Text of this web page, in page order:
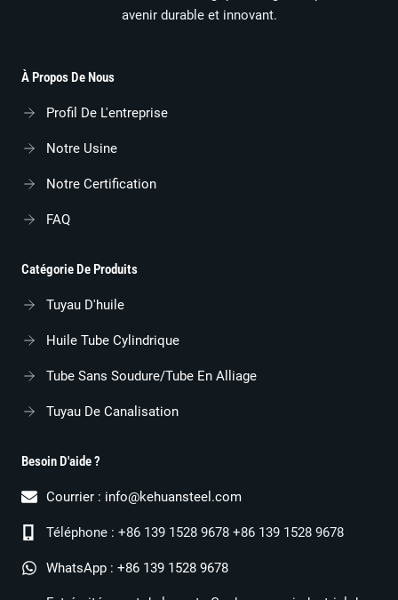
avenir durable et innovant.
À Propos De Nous
Profil De L'entreprise
Notre Usine
Notre Certification
FAQ
Catégorie De Produits
Tuyau D'huile
Huile Tube Cylindrique
Tube Sans Soudure/tube En Alliage
Tuyau De Canalisation
Besoin D'aide ?
Courrier : info@kehuansteel.com
Téléphone : +86 139 1528 9678 +86 139 1528 9678
WhatsApp : +86 139 1528 9678